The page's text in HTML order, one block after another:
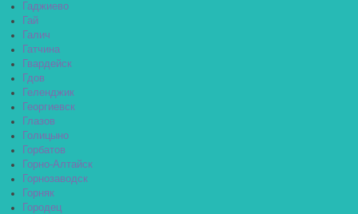
Гаджиево
Гай
Галич
Гатчина
Гвардейск
Гдов
Геленджик
Георгиевск
Глазов
Голицыно
Горбатов
Горно-Алтайск
Горнозаводск
Горняк
Городец